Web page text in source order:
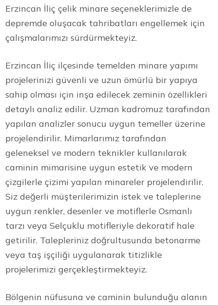
Erzincan İliç çelik minare seçeneklerimizle de
depremde oluşacak tahribatları engellemek için
çalışmalarımızı sürdürmekteyiz.
Erzincan İliç ilçesinde temelden minare yapımı
projelerinizi güvenli ve uzun ömürlü bir yapıya
sahip olması için inşa edilecek zeminin özellikleri
detaylı analiz edilir. Uzman kadromuz tarafından
yapılan analizler sonucu uygun temeller üzerine
projelendirilir. Mimarlarımız tarafından
geleneksel ve modern teknikler kullanılarak
caminin mimarisine uygun estetik ve modern
çizgilerle çizimi yapılan minareler projelendirilir.
Siz değerli müşterilerimizin istek ve taleplerine
uygun renkler, desenler ve motiflerle Osmanlı
tarzı veya Selçuklu motifleriyle dekoratif hale
getirilir. Talepleriniz doğrultusunda betonarme
veya taş işçiliği uygulanarak titizlikle
projelerimizi gerçekleştirmekteyiz.
Bölgenin nüfusuna ve caminin bulunduğu alanın